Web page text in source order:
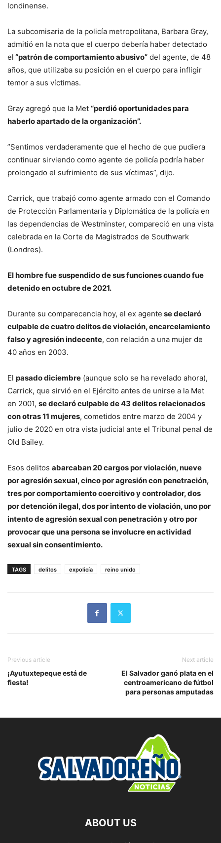
londinense.
La subcomisaria de la policía metropolitana, Barbara Gray,
admitió en la nota que el cuerpo debería haber detectado
el “patrón de comportamiento abusivo” del agente, de 48
años, que utilizaba su posición en el cuerpo para infligir
temor a sus víctimas.
Gray agregó que la Met “perdió oportunidades para
haberlo apartado de la organización”.
”Sentimos verdaderamente que el hecho de que pudiera
continuar sirviendo como agente de policía podría haber
prolongado el sufrimiento de sus víctimas”, dijo.
Carrick, que trabajó como agente armado con el Comando
de Protección Parlamentaria y Diplomática de la policía en
las dependencias de Westminster, compareció en una vista
celebrada en la Corte de Magistrados de Southwark
(Londres).
El hombre fue suspendido de sus funciones cuando fue
detenido en octubre de 2021.
Durante su comparecencia hoy, el ex agente se declaró
culpable de cuatro delitos de violación, encarcelamiento
falso y agresión indecente, con relación a una mujer de
40 años en 2003.
El pasado diciembre (aunque solo se ha revelado ahora),
Carrick, que sirvió en el Ejército antes de unirse a la Met
en 2001, se declaró culpable de 43 delitos relacionados
con otras 11 mujeres, cometidos entre marzo de 2004 y
julio de 2020 en otra vista judicial ante el Tribunal penal de
Old Bailey.
Esos delitos abarcaban 20 cargos por violación, nueve
por agresión sexual, cinco por agresión con penetración,
tres por comportamiento coercitivo y controlador, dos
por detención ilegal, dos por intento de violación, uno por
intento de agresión sexual con penetración y otro por
provocar que una persona se involucre en actividad
sexual sin consentimiento.
TAGS delitos expolicía reino unido
Previous article
¡Ayutuxtepeque está de
fiesta!
Next article
El Salvador ganó plata en el
centroamericano de fútbol
para personas amputadas
ABOUT US